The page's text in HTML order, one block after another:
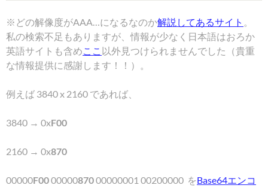
※どの解像度がAAA…になるなのか解説してあるサイト 。
私の検索不足もありますが、情報が少なく日本語はおろか
英語サイトも含めここ 以外見つけられませんでした（貴重
な情報提供に感謝します！！）。
例えば 3840 x 2160 であれば、
3840 → 0xF00
2160 → 0x870
00000F000000087000000001 00200000 をBase64エンコ